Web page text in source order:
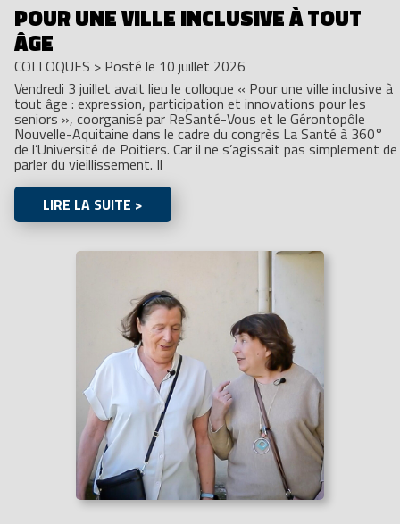
POUR UNE VILLE INCLUSIVE À TOUT
ÂGE
COLLOQUES > Posté le 10 juillet 2026
Vendredi 3 juillet avait lieu le colloque « Pour une ville inclusive à
tout âge : expression, participation et innovations pour les
seniors », coorganisé par ReSanté-Vous et le Gérontopôle
Nouvelle-Aquitaine dans le cadre du congrès La Santé à 360°
de l’Université de Poitiers. Car il ne s’agissait pas simplement de
parler du vieillissement. Il
LIRE LA SUITE >